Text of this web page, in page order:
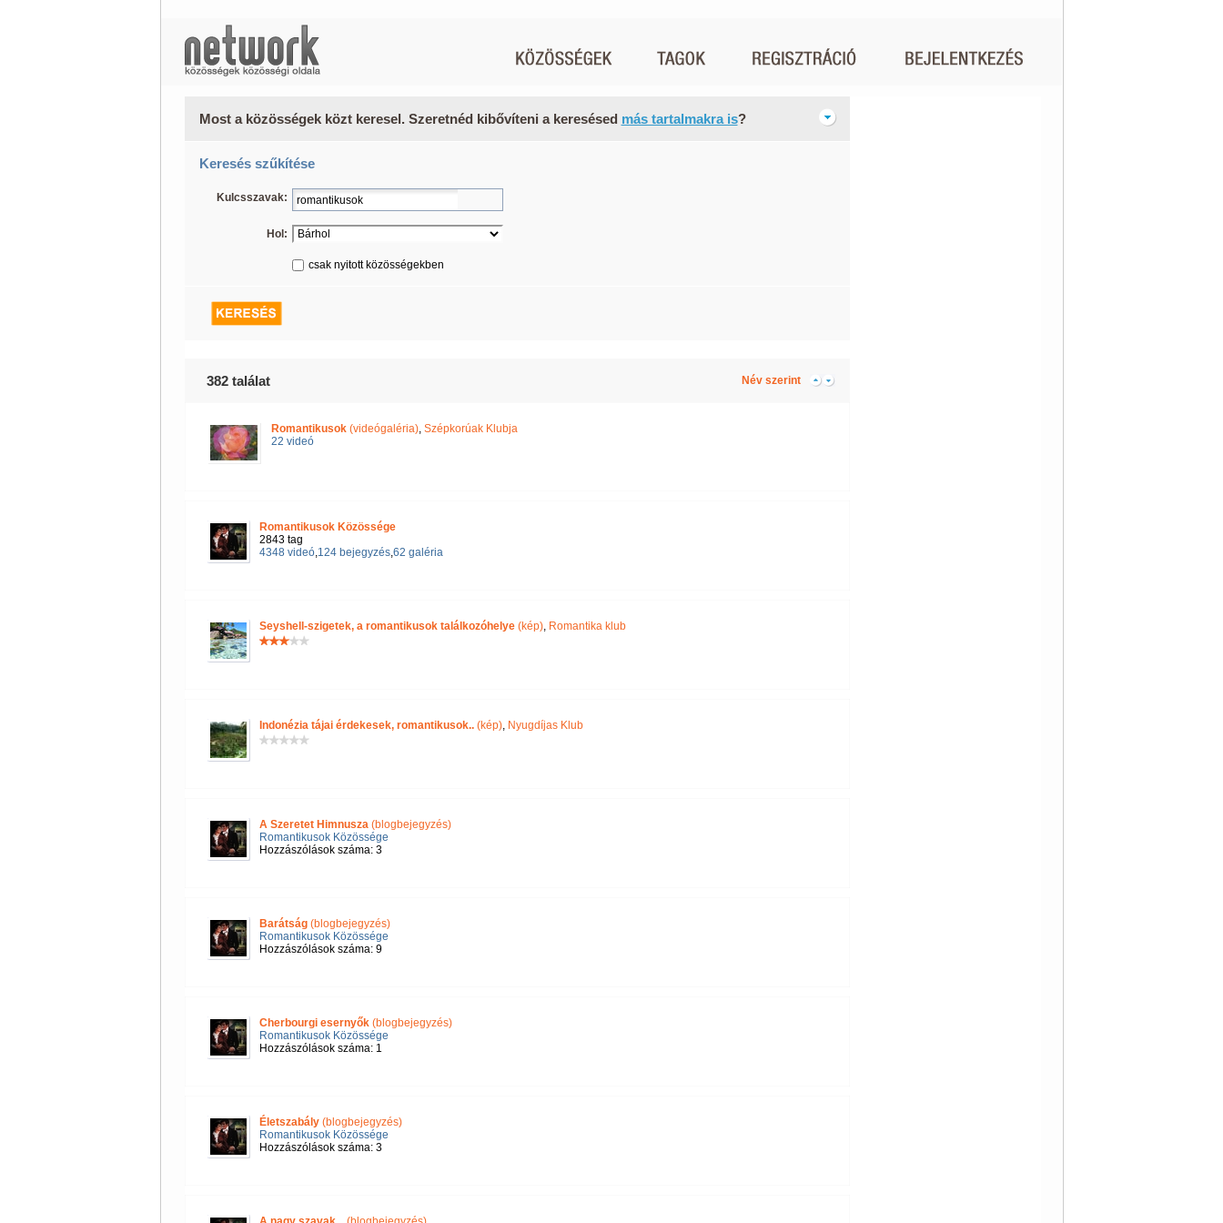
Most a közösségek közt keresel. Szeretnéd kibővíteni a keresésed más tartalmakra is?
Keresés szűkítése
Kulcsszavak:
Hol:
csak nyitott közösségekben
382 találat Név szerint
Romantikusok(videógaléria), Szépkorúak Klubja
22 videó
Romantikusok Közössége
2843 tag
4348 videó,124 bejegyzés,62 galéria
Seyshell-szigetek, a romantikusok találkozóhelye(kép), Romantika klub
Indonézia tájai érdekesek, romantikusok..(kép), Nyugdíjas Klub
A Szeretet Himnusza(blogbejegyzés)
Romantikusok Közössége
Hozzászólások száma: 3
Barátság(blogbejegyzés)
Romantikusok Közössége
Hozzászólások száma: 9
Cherbourgi esernyők(blogbejegyzés)
Romantikusok Közössége
Hozzászólások száma: 1
Életszabály(blogbejegyzés)
Romantikusok Közössége
Hozzászólások száma: 3